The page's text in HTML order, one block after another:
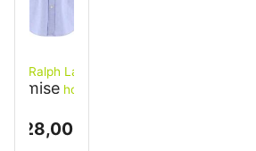
Polo Ralph Lauren
homme
Bleu L
128,00 €